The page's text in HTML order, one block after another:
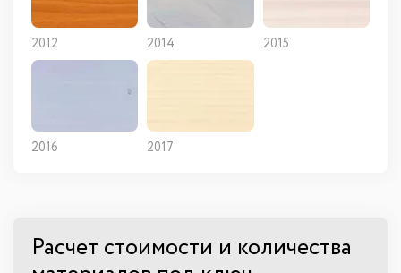
2012 2014 2015
2016 2017
Расчет стоимости и количества